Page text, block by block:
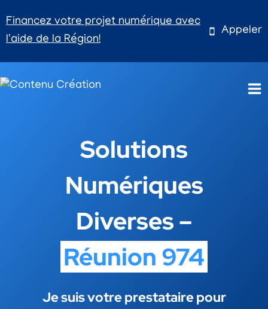
au
contenu
Financez votre projet numérique avec
l'aide de la Région!
Appeler
Solutions
Numériques
Diverses –
Réunion 974
Je suis votre prestataire pour